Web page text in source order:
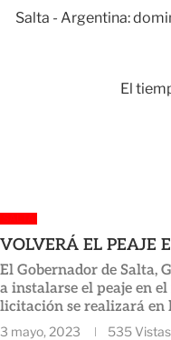
Salta - Argentina:
El
VOLVERÁ EL PEAJE
El Gobernador de Salta,
a instalarse el peaje en
licitación se realizará en
3 mayo, 2023 535 Vistas